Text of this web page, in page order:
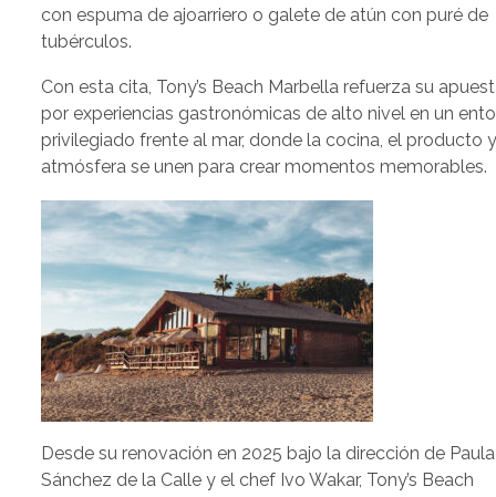
con espuma de ajoarriero o galete de atún con puré de
tubérculos.
Con esta cita, Tony’s Beach Marbella refuerza su
por experiencias gastronómicas de alto nivel en un
privilegiado frente al mar, donde la cocina, el producto
atmósfera se unen para crear momentos memorables.
Desde su renovación en 2025 bajo la dirección de Paula
Sánchez de la Calle y el chef Ivo Wakar, Tony’s Beach